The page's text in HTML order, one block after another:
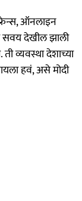
ऑनलाइन
सवय देखील झाली
व्यवस्था देशाच्या
हवं, असे मोदी